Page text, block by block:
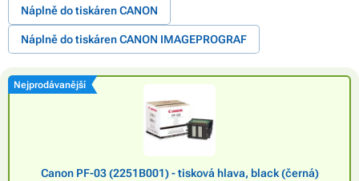
Náplně do tiskáren CANON
Náplně do tiskáren CANON IMAGEPROGRAF
Nejprodávanější
Canon PF-03 (2251B001) - tisková hlava, black (černá)